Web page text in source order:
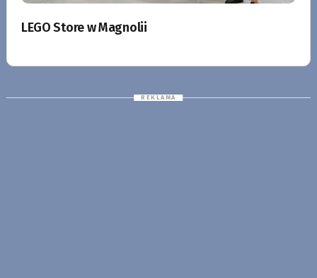
LEGO Store w Magnolii